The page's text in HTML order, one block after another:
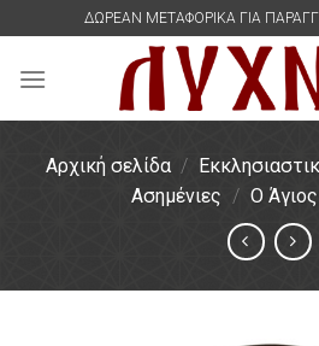
content
ΔΩΡΕΑΝ ΜΕΤΑΦΟΡΙΚΑ ΓΙΑ
Αρχική σελίδα /
Ασημένιες / Ο